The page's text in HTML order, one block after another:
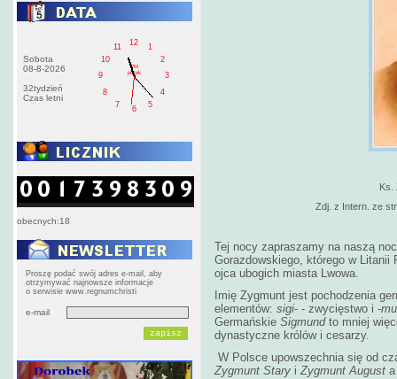
Sobota
08-8-2026
32tydzień
Czas letni
1
2
3
4
5
6
7
8
9
10
11
12
PM
pištek
obecnych:18
Proszę podać swój adres e-mail, aby
otrzymywać najnowsze informacje
o serwisie www.regnumchristi
e-mail
Ks.
Zdj. z Intern. ze
Tej nocy zapraszamy na naszą
Gorazdowskiego, którego w Litanii
ojca ubogich miasta Lwowa.
Imię Zygmunt jest pochodzenia
elementów: sigi- ­- zwycięstwo i -
Germańskie Sigmundto mniej
dynastyczne królów i cesarzy.
W Polsce upowszechnia się od
Zygmunt Staryi Zygmunt Augusta